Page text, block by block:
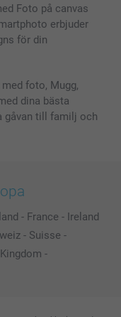
Foto på canvas
erbjuder
för din
foto, Mugg,
dina bästa
gåvan till familj och
- France - Ireland
- Suisse -
-